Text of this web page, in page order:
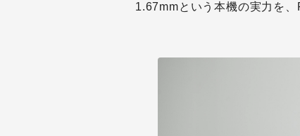
1.67mmという本機の実力を